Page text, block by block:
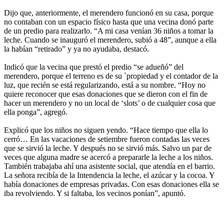
Dijo que, anteriormente, el merendero funcionó en su casa, porque
no contaban con un espacio físico hasta que una vecina donó parte
de un predio para realizarlo. “A mi casa venían 36 niños a tomar la
leche. Cuando se inauguró el merendero, subió a 48”, aunque a ella
la habían “retirado” y ya no ayudaba, destacó.
Indicó que la vecina que prestó el predio “se adueñó” del
merendero, porque el terreno es de su `propiedad y el contador de la
luz, que recién se está regularizando, está a su nombre. “Hoy no
quiere reconocer que esas donaciones que se dieron con el fin de
hacer un merendero y no un local de ‘slots’ o de cualquier cosa que
ella ponga”, agregó.
Explicó que los niños no siguen yendo. “Hace tiempo que ella lo
cerró… En las vacaciones de setiembre fueron contadas las veces
que se sirvió la leche. Y después no se sirvió más. Salvo un par de
veces que alguna madre se acercó a prepararle la leche a los niños.
También trabajaba ahí una asistente social, que atendía en el barrio.
La señora recibía de la Intendencia la leche, el azúcar y la cocoa. Y
había donaciones de empresas privadas. Con esas donaciones ella se
iba revolviendo. Y si faltaba, los vecinos ponían”, apuntó.